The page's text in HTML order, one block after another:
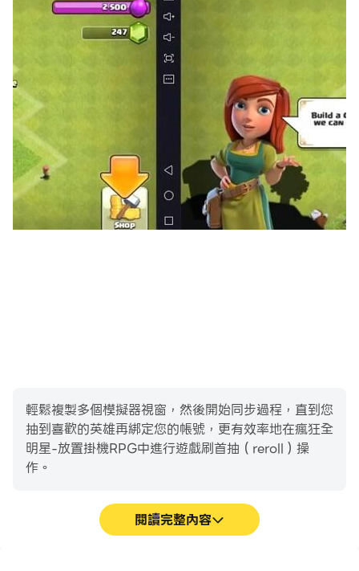
輕鬆複製多個模擬器視窗，然後開始同步過程，直到您
抽到喜歡的英雄再綁定您的帳號，更有效率地在瘋狂全
明星-放置掛機RPG中進行遊戲刷首抽（reroll）操
作。
閱讀完整內容